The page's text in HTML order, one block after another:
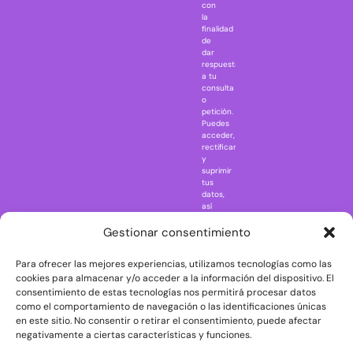
Gestionar consentimiento
Para ofrecer las mejores experiencias, utilizamos tecnologías como las
cookies para almacenar y/o acceder a la información del dispositivo. El
consentimiento de estas tecnologías nos permitirá procesar datos
como el comportamiento de navegación o las identificaciones únicas
en este sitio. No consentir o retirar el consentimiento, puede afectar
negativamente a ciertas características y funciones.
Rick and
The Big Bang
Theory
The Blues
Brothers
con
la
finalidad
de
dar
respuesta
a tu
consulta
o
petición.
Puedes
acceder,
rectificar
y
suprimir
tus
datos,
así
ejercer
consultando
la
información
adicional
y
detallada
sobre